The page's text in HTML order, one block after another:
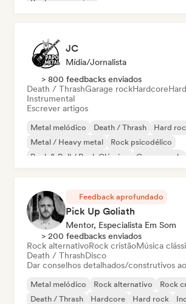
Rock progressivo
JC
Mídia/Jornalista
> 800 feedbacks enviados
Death / ThrashGarage rockHardcore
Instrumental
Escrever artigos
Metal melódico Death / Thrash
Hard
Metal / Heavy metal
Rock psicodélico
Rock & Roll / Rock Clássico
Garage rock
Feedback aprofundado
Pick Up Goliath
Mentor, Especialista Em Som
> 200 feedbacks enviados
Rock alternativoRock cristãoMúsica
Death / ThrashDisco
Dar conselhos detalhados/construtivos
Metal melódico Rock alternativo
Rock
Death / Thrash
Hardcore Hard rock